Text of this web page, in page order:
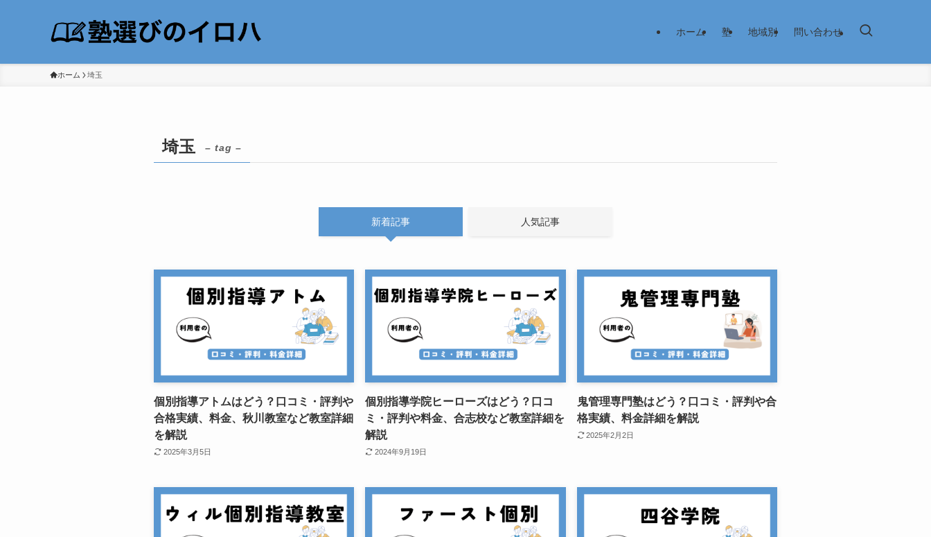
ホーム 塾 地域別 問い合わせ
ホーム 埼玉
埼玉 – tag –
新着記事 人気記事
個別指導アトムはどう？口コミ・評判や
合格実績、料金、秋川教室など教室詳細
を解説
2025年3月5日
個別指導学院ヒーローズはどう？口コ
ミ・評判や料金、合志校など教室詳細を
解説
2024年9月19日
鬼管理専門塾はどう？口コミ・評判や合
格実績、料金詳細を解説
2025年2月2日